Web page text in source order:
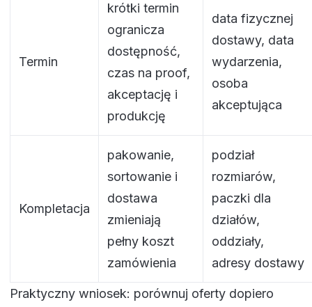
Termin
krótki termin
ogranicza
dostępność,
czas na proof,
akceptację i
produkcję
data fizycznej
dostawy, data
wydarzenia,
osoba
akceptująca
Kompletacja
pakowanie,
sortowanie i
dostawa
zmieniają
pełny koszt
zamówienia
podział
rozmiarów,
paczki dla
działów,
oddziały,
adresy dostawy
Praktyczny wniosek: porównuj oferty dopiero